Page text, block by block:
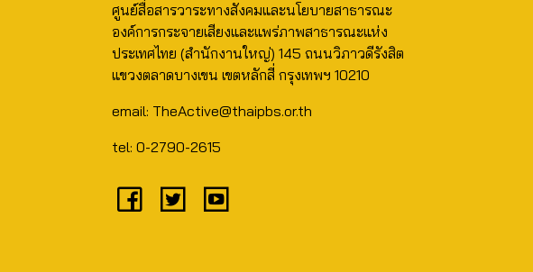
ศูนย์สื่อสารวาระทางสังคมและนโยบายสาธารณะ
องค์การกระจายเสียงและแพร่ภาพสาธารณะแห่ง
ประเทศไทย (สำนักงานใหญ่) 145 ถนนวิภาวดีรังสิต
แขวงตลาดบางเขน เขตหลักสี่ กรุงเทพฯ 10210
email: TheActive@thaipbs.or.th
tel: 0-2790-2615